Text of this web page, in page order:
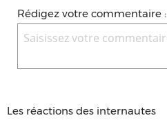
Rédigez votre commentaire :
Les réactions des internautes